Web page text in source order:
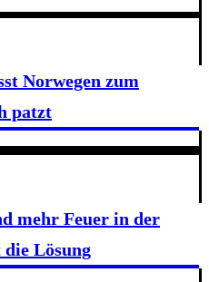
Norwegen zum
patzt
mehr Feuer in der
die Lösung